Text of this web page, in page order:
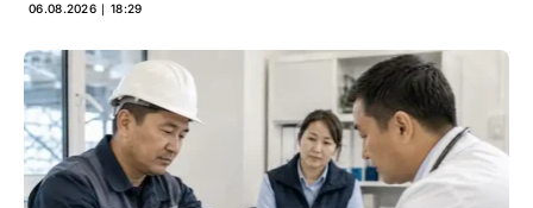
06.08.2026 ∣ 18:29